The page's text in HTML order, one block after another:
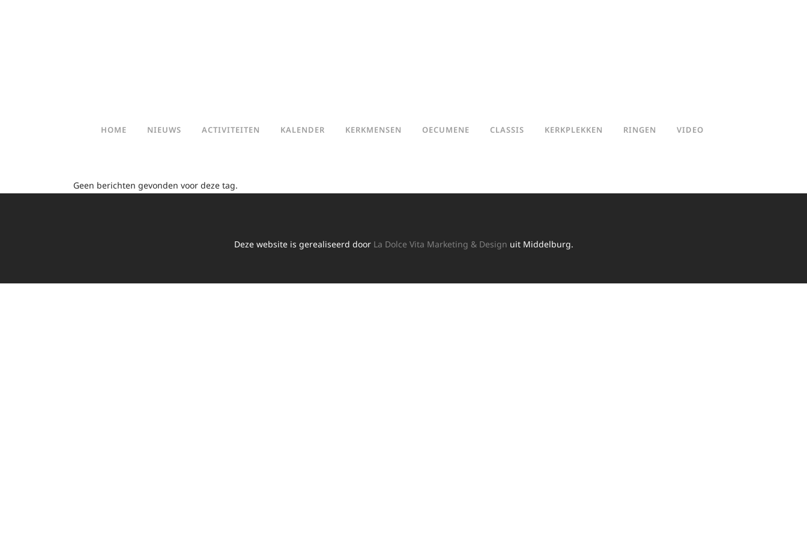
HOME NIEUWS ACTIVITEITEN KALENDER KERKMENSEN OECUMENE CLASSIS KERKPLEKKEN RINGEN VIDEO
Geen berichten gevonden voor deze tag.
Deze website is gerealiseerd door La Dolce Vita Marketing & Design uit Middelburg.